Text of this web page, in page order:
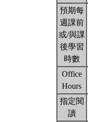
預期每
週課前
或/與課
後學習
時數
Office
Hours
指定閱
讀